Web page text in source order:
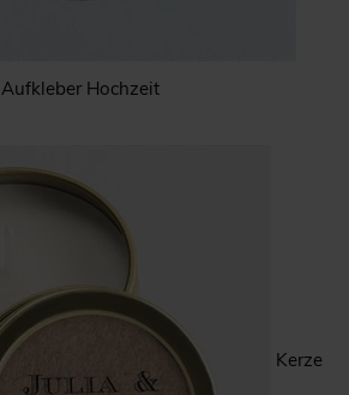
Aufkleber Hochzeit
Kerze